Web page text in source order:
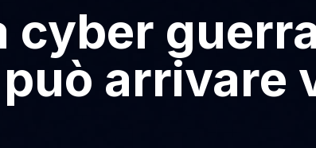
cyber
arrivare